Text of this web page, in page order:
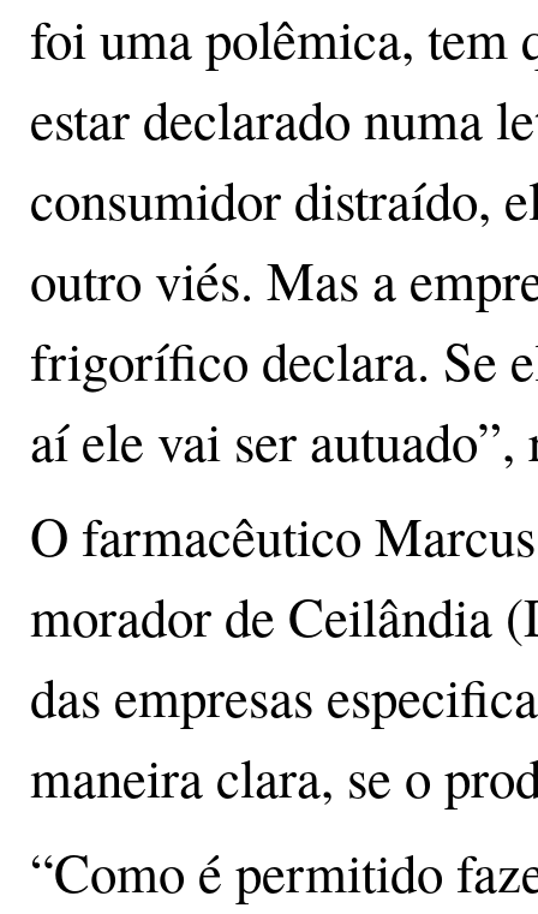
foi uma polêmica, tem
estar declarado numa
consumidor distraído,
outro viés. Mas a
frigorífico declara. Se
aí ele vai ser autuado”,
O farmacêutico
morador de Ceilândia
das empresas
maneira clara, se o
“Como é permitido